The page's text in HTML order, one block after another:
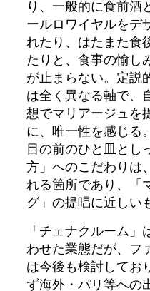
り、一般的に食前酒
ールロワイヤルをデ
れたり、はたまた食
たりと、食事の愉し
が止まらない。定説
は全く異なる軸で、
想でマリアージュを
に、唯一性を感じる
目の前のひと皿とし
方」へのこだわりは
れる箇所であり、「
グ」の提唱に近しい
「チェナクルーム
わせた業態だが、フ
は今後も検討してお
ず海外・パリ等への